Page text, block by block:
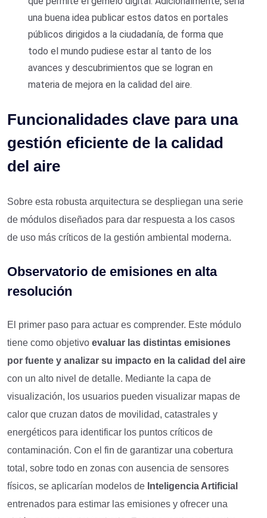
una buena idea publicar estos datos en portales
públicos dirigidos a la ciudadanía, de forma que
todo el mundo pudiese estar al tanto de los
avances y descubrimientos que se logran en
materia de mejora en la calidad del aire.
Funcionalidades clave para una
gestión eficiente de la calidad
del aire
Sobre esta robusta arquitectura se despliegan una serie
de módulos diseñados para dar respuesta a los casos
de uso más críticos de la gestión ambiental moderna.
Observatorio de emisiones en alta
resolución
El primer paso para actuar es comprender. Este módulo
tiene como objetivo evaluar las distintas emisiones
por fuente y analizar su impacto en la calidad del aire
con un alto nivel de detalle. Mediante la capa de
visualización, los usuarios pueden visualizar mapas de
calor que cruzan datos de movilidad, catastrales y
energéticos para identificar los puntos críticos de
contaminación. Con el fin de garantizar una cobertura
total, sobre todo en zonas con ausencia de sensores
físicos, se aplicarían modelos de Inteligencia Artificial
entrenados para estimar las emisiones y ofrecer una